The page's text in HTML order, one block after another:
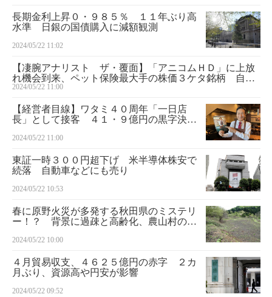
長期金利上昇０・９８５％ １１年ぶり高
水準 日銀の国債購入に減額観測
2024/05/22 11:02
【凄腕アナリスト ザ・覆面】「アニコムＨＤ」に上放
れ機会到来、ペット保険最大手の株価３ケタ銘柄 自社
株買いの発表期待がインパクトに
2024/05/22 11:00
【経営者目線】ワタミ４０周年「一日店
長」として接客 ４１・９億円の黒字決算
手にご来店
2024/05/22 11:00
東証一時３００円超下げ 米半導体株安で
続落 自動車などにも売り
2024/05/22 10:53
春に原野火災が多発する秋田県のミステリ
ー！？ 背景に過疎と高齢化、農山村の深
2024/05/22 10:00
４月貿易収支、４６２５億円の赤字 ２カ
月ぶり、資源高や円安が影響
2024/05/22 09:52